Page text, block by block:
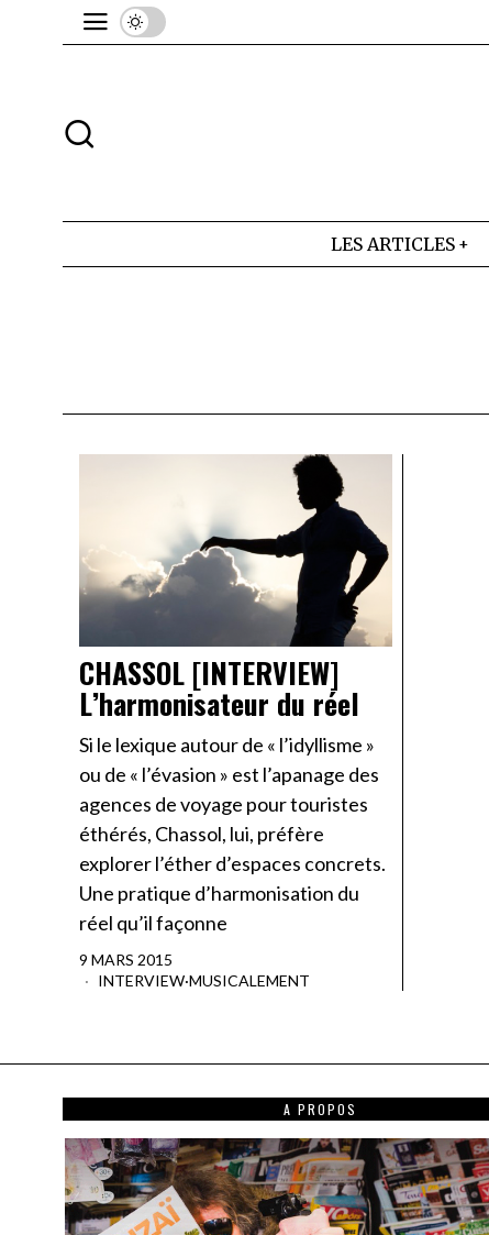
LES ARTICLES
CHASSOL [INTERVIEW]
L’harmonisateur du réel
Si le lexique autour de « l’idyllisme »
ou de « l’évasion » est l’apanage des
agences de voyage pour touristes
éthérés, Chassol, lui, préfère
explorer l’éther d’espaces concrets.
Une pratique d’harmonisation du
réel qu’il façonne
9 MARS 2015
INTERVIEW·MUSICALEMENT
A PROPOS